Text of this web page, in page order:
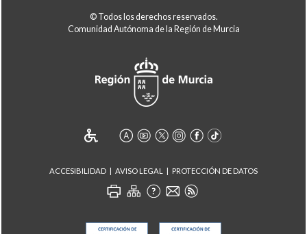
© Todos los derechos reservados.
Comunidad Autónoma de la Región de Murcia
ACCESIBILIDAD AVISO LEGAL PROTECCIÓN DE DATOS